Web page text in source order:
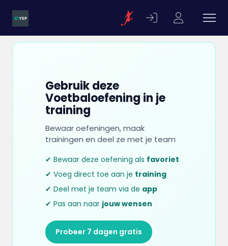
Gebruik deze
Voetbaloefening in je
training
Bewaar oefeningen, maak
trainingen en deel ze met je team
✔ Bewaar deze oefening als favoriet
✔ Voeg direct toe aan je training
✔ Deel met je team via de app
✔ Pas aan naar jouw wensen
Probeer 7 dagen gratis